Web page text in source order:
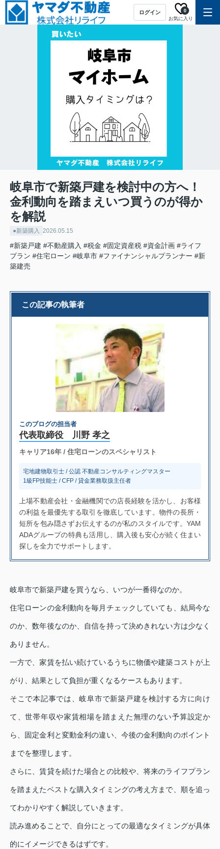
ログイン
お気に入り
0
岐阜市で新築戸建を検討中の方へ！
金利動向を踏まえいつ買うのが得か
を解説
●新築購入 2026.05.15
#新築戸建 #不動産購入 #税金 #固定資産税 #資金計画 #ライフ
プラン #住宅ローン #岐阜市 #ファイナンシャルプランナー #新
築建売
この記事の執筆者
このブログの担当者
代表取締役 川野 孝之
キャリア16年 / 住宅ローンのスペシャリスト
宅地建物取引士 / 公認 不動産コンサルティングマスター
1級FP技能士 / CFP / 貸金業務取扱主任者
上場不動産会社・金融機関での店長経験を活かし、お客様
の利益を最優先する取引を徹底しています。物件の長所・
短所を包み隠さずお伝えするのが私のスタイルです。YAM
ADAグループの特典も活用し、購入後も安心が続く住まい
探しを全力でサポートします。
岐阜市で新築戸建を買うなら、いつが一番得なのか。
住宅ローンの金利動向を毎月チェックしていても、結局今な
のか、数年後なのか、自信を持って決めきれない方は少なく
ありません。
一方で、家賃を払い続けているうちに物価や建築コストが上
がり、結果として負担が重くなるケースもあります。
そこで本記事では、岐阜市で新築戸建を検討する方に向け
て、世帯年収や家賃相場を踏まえた無理のない予算設定か
ら、固定金利と変動金利の違い、今後の金利動向のポイント
までを整理します。
さらに、賃貸を続けた場合との比較や、将来のライフプラン
を踏まえたベストな購入タイミングの考え方まで、順を追っ
てわかりやすく解説していきます。
読み進めることで、自分にとっての最適なタイミングが具体
的にイメージできるはずです。